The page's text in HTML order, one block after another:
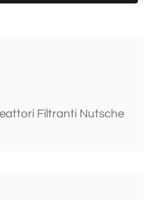
Filtranti Nutsche